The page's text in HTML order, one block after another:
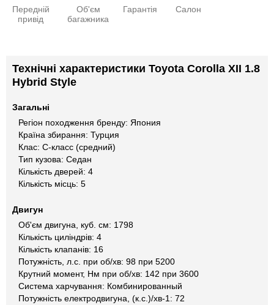
Передній
привід
Об'єм
багажника
Гарантія
Салон
Технічні характеристики Toyota Corolla XII 1.8
Hybrid Style
Загальні
Регіон походження бренду: Япония
Країна збирання: Турция
Клас: C-класс (средний)
Тип кузова: Седан
Кількість дверей: 4
Кількість місць: 5
Двигун
Об'єм двигуна, куб. см: 1798
Кількість циліндрів: 4
Кількість клапанів: 16
Потужність, л.с. при об/хв: 98 при 5200
Крутний момент, Нм при об/хв: 142 при 3600
Система харчування: Комбинированный
Потужність електродвигуна, (к.с.)/хв-1: 72